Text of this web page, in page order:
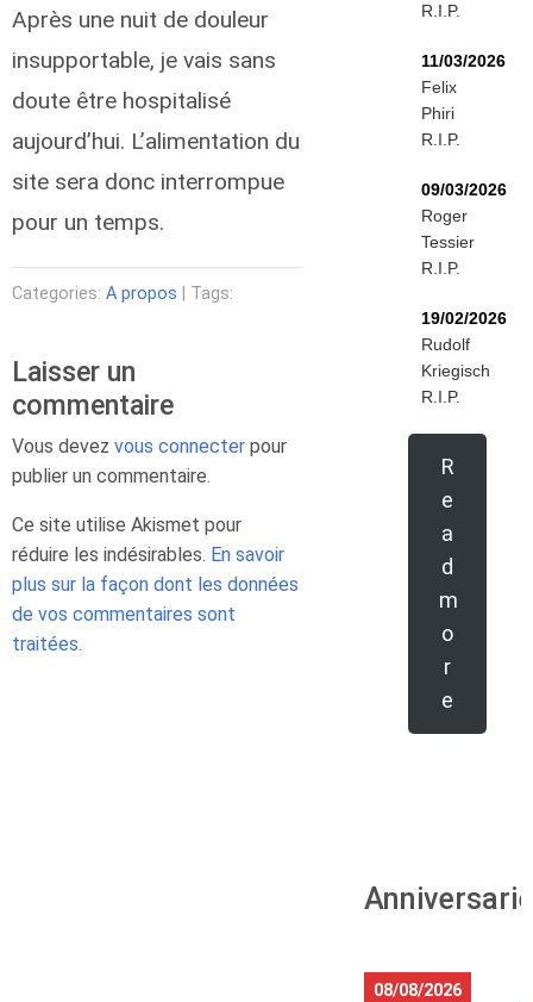
Après une nuit de douleur
insupportable, je vais sans
doute être hospitalisé
aujourd’hui. L’alimentation du
site sera donc interrompue
pour un temps.
Categories: A propos | Tags:
Laisser un
commentaire
Vous devez vous connecter pour
publier un commentaire.
Ce site utilise Akismet pour
réduire les indésirables. En savoir
plus sur la façon dont les données
de vos commentaires sont
traitées.
R.I.P.
11/03/2026
Felix
Phiri
R.I.P.
09/03/2026
Roger
Tessier
R.I.P.
19/02/2026
Rudolf
Kriegisch
R.I.P.
R
e
a
d
m
o
r
e
08/08/2026